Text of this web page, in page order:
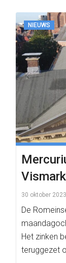
NIEUWS
30 oktober
De
Het zinken
teruggezet